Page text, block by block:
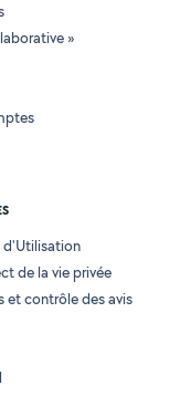
»
d'Utilisation
de la vie privée
et contrôle des avis